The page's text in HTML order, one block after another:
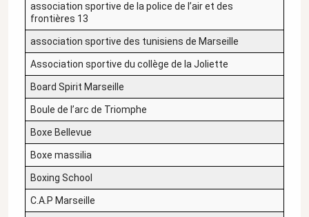
association sportive de la police de l’air et des
frontières 13
association sportive des tunisiens de Marseille
Association sportive du collège de la Joliette
Board Spirit Marseille
Boule de l’arc de Triomphe
Boxe Bellevue
Boxe massilia
Boxing School
C.A.P Marseille